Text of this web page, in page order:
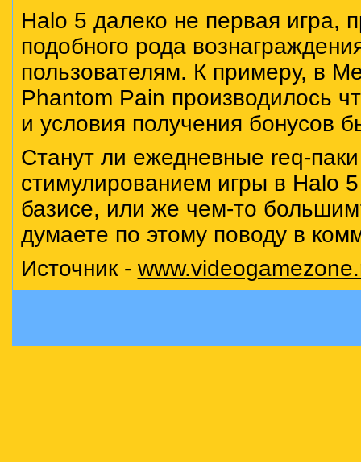
Halo 5 далеко не первая игра,
подобного рода
пользователям. К примеру, в
Phantom Pain производилось
и условия получения бонусов
Станут ли ежедневные req-
стимулированием игры в Halo
базисе, или же чем-то
думаете по этому поводу в
Источник -